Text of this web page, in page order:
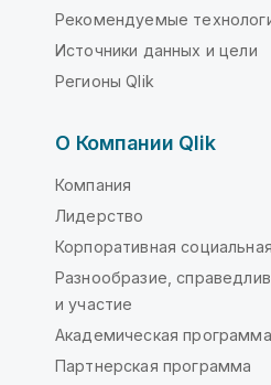
Рекомендуемые
Источники данных и цели
Регионы Qlik
О Компании Qlik
Компания
Лидерство
Корпоративная
Разнообразие,
и участие
Академическая программа
Партнерская программа